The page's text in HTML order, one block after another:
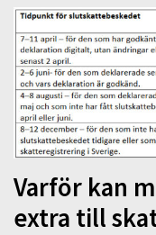
Varför kan
extra till